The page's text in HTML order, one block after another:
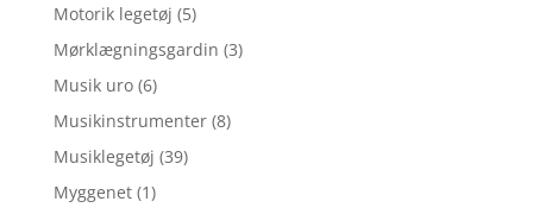
Motorik legetøj (5)
Mørklægningsgardin (3)
Musik uro (6)
Musikinstrumenter (8)
Musiklegetøj (39)
Myggenet (1)